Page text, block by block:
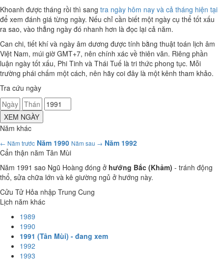
Khoanh được tháng rồi thì sang tra ngày hôm nay và cả tháng hiện tại
để xem đánh giá từng ngày. Nếu chỉ cần biết một ngày cụ thể tốt xấu
ra sao, vào thẳng ngày đó nhanh hơn là đọc lại cả năm.
Can chi, tiết khí và ngày âm dương được tính bằng thuật toán lịch âm
Việt Nam, múi giờ GMT+7, nên chính xác về thiên văn. Riêng phần
luận ngày tốt xấu, Phi Tinh và Thái Tuế là tri thức phong tục. Mỗi
trường phái chấm một cách, nên hãy coi đây là một kênh tham khảo.
Tra cứu ngày
XEM NGÀY
Năm khác
← Năm trước Năm 1990 Năm sau → Năm 1992
Cẩn thận năm Tân Mùi
Năm 1991 sao Ngũ Hoàng đóng ở hướng Bắc (Khảm) - tránh động
thổ, sửa chữa lớn và kê giường ngủ ở hướng này.
Cửu Tử Hỏa nhập Trung Cung
Lịch năm khác
1989
1990
1991 (Tân Mùi) - đang xem
1992
1993